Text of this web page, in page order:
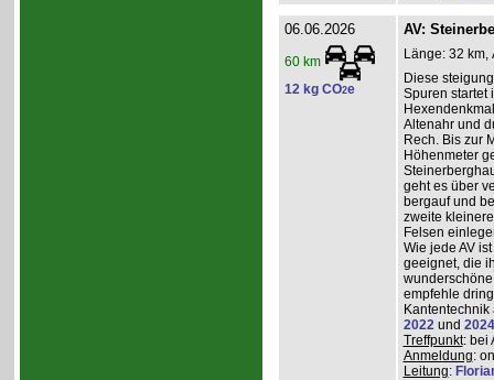
06.06.2026
60 km
12 kg CO2e
AV:
Länge: 32 km,
Diese
Spuren startet
Altenahr und
Rech. Bis zur
Höhenmeter
geht es über
bergauf und
zweite
Felsen
Wie jede AV
geeignet, die
empfehle
2022und 2024
Treffpunkt: bei
Anmeldung:
Leitung: